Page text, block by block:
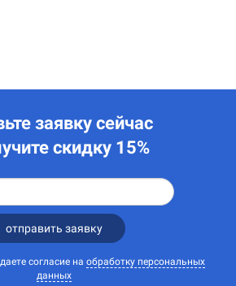
заявку сейчас
скидку 15%
отправить заявку
согласие на обработку персональных
данных